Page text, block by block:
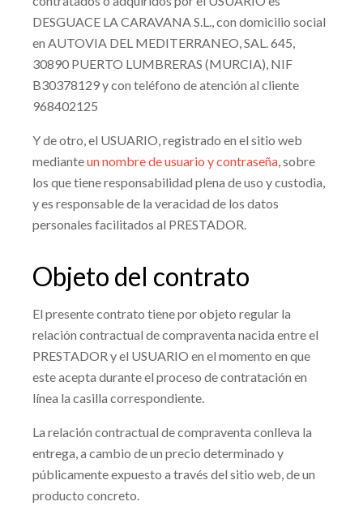
DESGUACE LA CARAVANA S.L., con domicilio social
en AUTOVIA DEL MEDITERRANEO, SAL. 645,
30890 PUERTO LUMBRERAS (MURCIA), NIF
B30378129y con teléfono de atención al cliente
968402125
Y de otro, el USUARIO, registrado en el sitio web
medianteun nombre de usuario y contraseña, sobre
los que tiene responsabilidad plena de uso y custodia,
y es responsable de la veracidad de los datos
personales facilitados al PRESTADOR.
Objeto del contrato
El presente contrato tiene por objeto regular la
relación contractual de compraventa nacida entre el
PRESTADOR y el USUARIO en el momento en que
este acepta durante el proceso de contratación en
línea la casilla correspondiente.
La relación contractual de compraventa conlleva la
entrega, a cambio de un precio determinado y
públicamente expuesto a través del sitio web, deun
producto concreto